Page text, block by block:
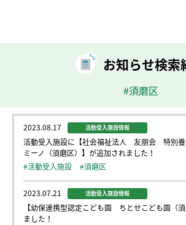
お知らせ検索
#須磨区
2023.08.17 活動受入施設情報
活動受入施設に【社会福祉法人 友朋会 特別
ミーノ（須磨区）】が追加されました！
#活動受入施設
#須磨区
2023.07.21 活動受入施設情報
【幼保連携型認定こども園 ちとせこども園（
ました！